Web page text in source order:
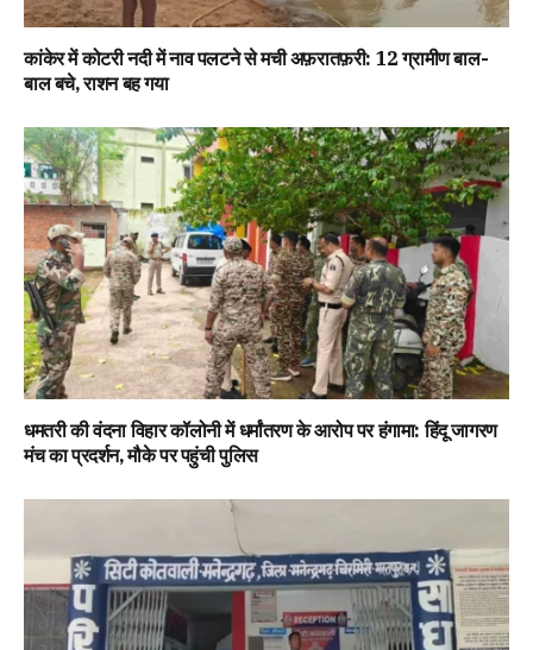
कांकेर में कोटरी नदी में नाव पलटने से मची अफ़रातफ़री: 12 ग्रामीण बाल-
बाल बचे, राशन बह गया
धमतरी की वंदना विहार कॉलोनी में धर्मांतरण के आरोप पर हंगामा: हिंदू जागरण
मंच का प्रदर्शन, मौके पर पहुंची पुलिस